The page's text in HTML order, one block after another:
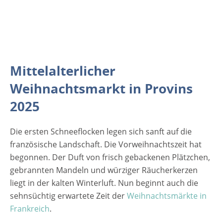
Musik nachkommen. Der Höhepunkt jedes
Abends ist die einzigartige und magische
Der Markt präsentiert sich dann in einem
Besuchen sie diesen mittelalterlichen
Weihnachtsmarkt in Provins mit der
lebendigen Krippe, den mittelalterliche
Tänzen, der Eislaufbahn und sogar einem
Weihnachts Dampfzug. [rule type="basic"]
Anzeige…
Mittelalterlicher
Weihnachtsmarkt in Provins
2025
Die ersten Schneeflocken legen sich sanft auf die
französische Landschaft. Die Vorweihnachtszeit hat
begonnen. Der Duft von frisch gebackenen Plätzchen,
gebrannten Mandeln und würziger Räucherkerzen
liegt in der kalten Winterluft. Nun beginnt auch die
sehnsüchtig erwartete Zeit derWeihnachtsmärkte in
Frankreich.